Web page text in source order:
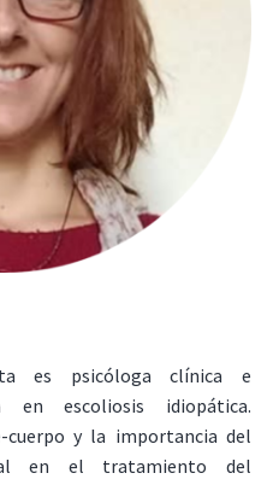
es psicóloga clínica e
en escoliosis idiopática.
cuerpo y la importancia del
en el tratamiento del